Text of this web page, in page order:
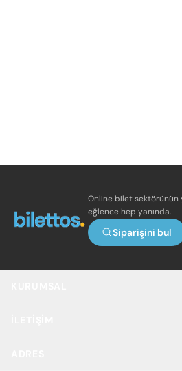
Online bilet
eğlence hep yanında.
Siparişini bul